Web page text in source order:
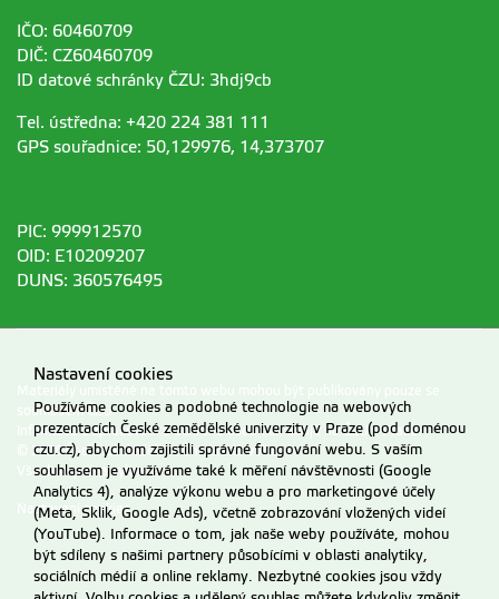
IČO: 60460709
DIČ: CZ60460709
ID datové schránky ČZU: 3hdj9cb
Tel. ústředna: +420 224 381 111
GPS souřadnice: 50,129976, 14,373707
PIC: 999912570
OID: E10209207
DUNS: 360576495
souhlasem ČZU.
Informace o zpracování a ochraně osobních údajů na ČZU v Praze.
© 2026 Česká zemědělská univerzita v Praze
Všechna práva vyhrazena
Nastavení cookies
Nastavení cookies
Používáme cookies a podobné technologie na webových
prezentacích České zemědělské univerzity v Praze (pod doménou
czu.cz), abychom zajistili správné fungování webu. S vaším
souhlasem je využíváme také k měření návštěvnosti (Google
Analytics 4), analýze výkonu webu a pro marketingové účely
(Meta, Sklik, Google Ads), včetně zobrazování vložených videí
(YouTube). Informace o tom, jak naše weby používáte, mohou
být sdíleny s našimi partnery působícími v oblasti analytiky,
sociálních médií a online reklamy. Nezbytné cookies jsou vždy